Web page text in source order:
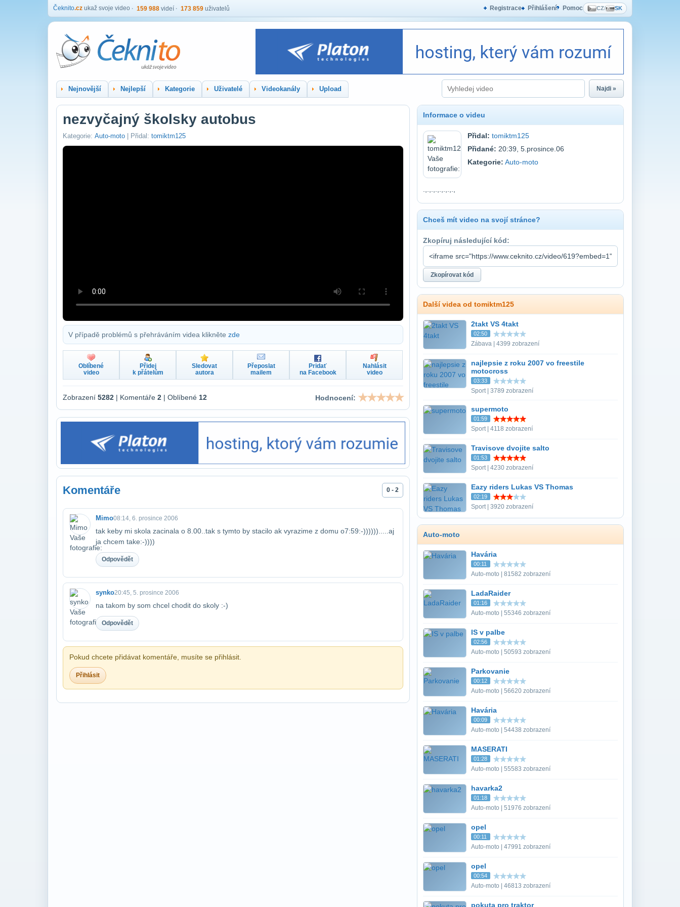
Čeknito.cz ukaž svoje video 159 988 videí 173 859 uživatelů Registrace Přihlášení Pomoc CZ/ SK
Nejnovější Nejlepší Kategorie Uživatelé Videokanály Upload Najdi »
nezvyčajný školsky autobus
Kategorie: Auto-moto | Přidal: tomiktm125
V případě problémů s přehráváním videa klikněte zde
Oblíbené
video
Přidej
k přátelům
Sledovat
autora
Přeposlat
mailem
Pridať
na Facebook
Nahlásit
video
Zobrazení 5282 | Komentáře 2 | Oblíbené 12 Hodnocení:
Komentáře 0 - 2
Mimo08:14, 6. prosince 2006
tak keby mi skola zacinala o 8.00..tak s tymto by stacilo ak vyrazime z domu o​7:59:-)))))).....aj
ja chcem take:-))))
Odpovědět
synko20:45, 5. prosince 2006
na takom by som chcel chodit do skoly :-)
Odpovědět
Pokud chcete přidávat komentáře, musíte se přihlásit.
Přihlásit
Informace o videu
Přidal: tomiktm125
Přidané: 20:39, 5.prosince.06
Kategorie: Auto-moto
Chceš mít video na svojí stránce?
Zkopíruj následující kód:
Další videa od tomiktm125
2takt VS 4takt
02:50
Zábava | 4399 zobrazení
najlepsie z roku 2007 vo freestile
motocross
03:33
Sport | 3789 zobrazení
supermoto
01:59
Sport | 4118 zobrazení
Travisove dvojite salto
01:53
Sport | 4230 zobrazení
Eazy riders Lukas VS Thomas
02:19
Sport | 3920 zobrazení
Auto-moto
Havária
00:11
Auto-moto | 81582 zobrazení
LadaRaider
01:16
Auto-moto | 55346 zobrazení
IS v palbe
02:56
Auto-moto | 50593 zobrazení
Parkovanie
00:12
Auto-moto | 56620 zobrazení
Havária
00:09
Auto-moto | 54438 zobrazení
MASERATI
01:28
Auto-moto | 55583 zobrazení
havarka2
01:18
Auto-moto | 51976 zobrazení
opel
00:11
Auto-moto | 47991 zobrazení
opel
00:54
Auto-moto | 46813 zobrazení
pokuta pro traktor